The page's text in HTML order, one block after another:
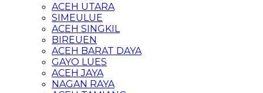
ACEH UTARA
SIMEULUE
ACEH SINGKIL
BIREUEN
ACEH BARAT DAYA
GAYO LUES
ACEH JAYA
NAGAN RAYA